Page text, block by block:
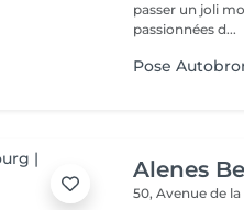
passer un joli
passionnées d...
Pose
Alenes
50, Avenue de la